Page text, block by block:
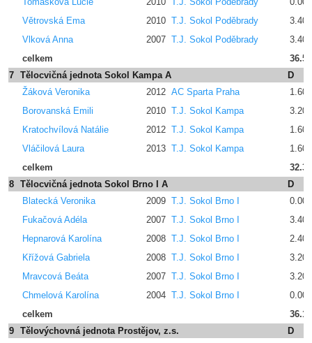
Větrovská Ema
2010 T.J. Sokol Poděbrady
3.400
Vlková Anna
2007 T.J. Sokol Poděbrady
3.400
celkem
7 Tělocvičná jednota Sokol Kampa A
D
Žáková Veronika
2012 AC Sparta Praha
1.600
Borovanská Emili
2010 T.J. Sokol Kampa
3.200
Kratochvílová Natálie
2012 T.J. Sokol Kampa
1.600
Vláčilová Laura
2013 T.J. Sokol Kampa
1.600
celkem
8 Tělocvičná jednota Sokol Brno I A
D
Blatecká Veronika
2009 T.J. Sokol Brno I
0.00
Fukačová Adéla
2007 T.J. Sokol Brno I
3.400
Hepnarová Karolína
2008 T.J. Sokol Brno I
2.400
Křížová Gabriela
2008 T.J. Sokol Brno I
3.200
Mravcová Beáta
2007 T.J. Sokol Brno I
3.200
Chmelová Karolína
2004 T.J. Sokol Brno I
0.00
celkem
9 Tělovýchovná jednota Prostějov, z.s.
D